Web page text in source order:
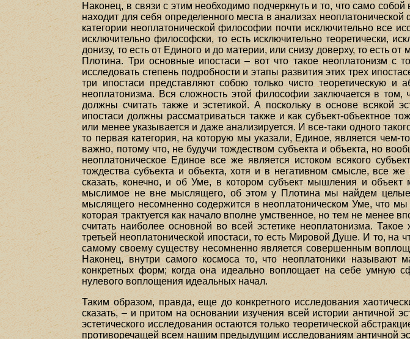
Наконец, в связи с этим необходимо подчеркнуть и то, что само
находит для себя определенного места в анализах
категории неоплатонической философии почти исключительно все
исключительно философски, то есть исключительно теоретически,
донизу, то есть от Единого и до материи, или снизу доверху, то
Плотина. Три основные ипостаси – вот что такое неоплатонизм с
исследовать степень подробности и этапы развития этих трех
три ипостаси представляют собою только чисто теоретическую и
неоплатонизма. Вся сложность этой философии заключается в
должны считать также и эстетикой. А поскольку в основе всякой
ипостаси должны рассматриваться также и как субъект-объектное
или менее указывается и даже анализируется. И все-таки одного
то первая категория, на которую мы указали, Единое, является чем-
важно, потому что, не будучи тождеством субъекта и объекта, но
неоплатоническое Единое все же является истоком всякого
тождества субъекта и объекта, хотя и в негативном смысле, все
сказать, конечно, и об Уме, в котором субъект мышления и
мыслимое не вне мыслящего, об этом у Плотина мы найдем
мыслящего несомненно содержится в неоплатоническом Уме, что
которая трактуется как начало вполне умственное, но тем не менее
считать наиболее основной во всей эстетике неоплатонизма.
третьей неоплатонической ипостаси, то есть Мировой Душе. И то,
самому своему существу несомненно является совершенным
Наконец, внутри самого космоса то, что неоплатоники называют
конкретных форм; когда она идеально воплощает на себе умную
нулевого воплощения идеальных начал.
Таким образом, правда, еще до конкретного исследования
сказать, – и притом на основании изучения всей истории античной
эстетического исследования остаются только теоретической
противоречащей всем нашим предыдущим исследованиям античной